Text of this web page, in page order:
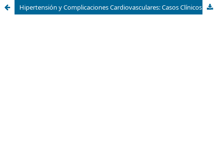
Hipertensión y Complicaciones Cardiovasculares: Casos Clínicos